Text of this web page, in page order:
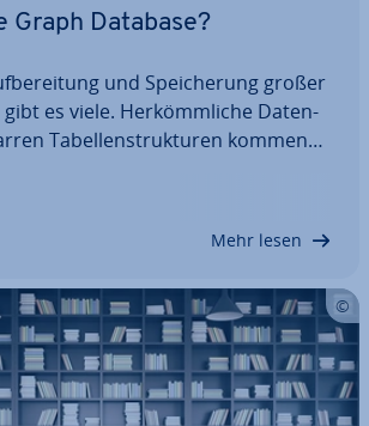
Graph Database?
und Spei­che­rung großer
es viele. Her­kömm­li­che Da­ten­
Ta­bel­len­struk­tu­ren kommen
mit hoch­gra­dig ver­netz­ten
Mehr lesen